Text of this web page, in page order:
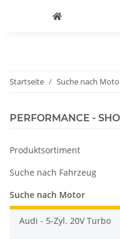
Startseite Suche nach
PERFORMANCE -
Produktsortiment
Suche nach Fahrzeug
Suche nach Motor
Audi - 5-Zyl. 20V Turbo